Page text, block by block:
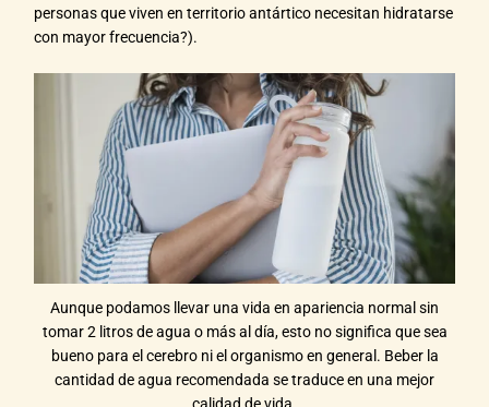
personas que viven en territorio antártico necesitan hidratarse
con mayor frecuencia?).
Aunque podamos llevar una vida en apariencia normal sin
tomar 2 litros de agua o más al día, esto no significa que sea
bueno para el cerebro ni el organismo en general. Beber la
cantidad de agua recomendada se traduce en una mejor